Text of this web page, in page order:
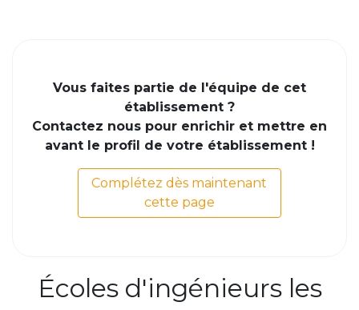
Vous faites partie de l'équipe de cet
établissement ?
Contactez nous pour enrichir et mettre en
avant le profil de votre établissement !
Complétez dès maintenant
cette page
Écoles d'ingénieurs les